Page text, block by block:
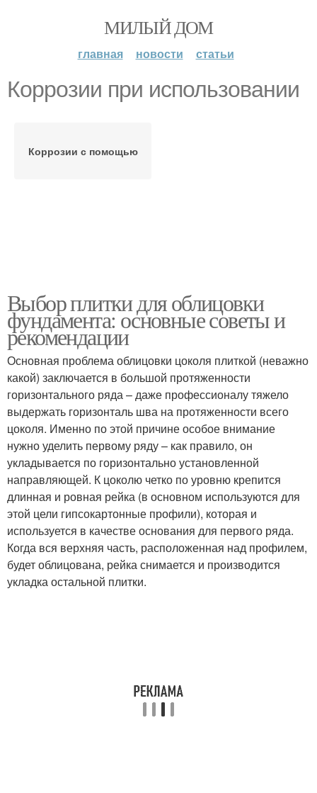
МИЛЫЙ ДОМ
главная новости статьи
Коррозии при использовании
Коррозии с помощью
Выбор плитки для облицовки
фундамента: основные советы и
рекомендации
Основная проблема облицовки цоколя плиткой (неважно
какой) заключается в большой протяженности
горизонтального ряда – даже профессионалу тяжело
выдержать горизонталь шва на протяженности всего
цоколя. Именно по этой причине особое внимание
нужно уделить первому ряду – как правило, он
укладывается по горизонтально установленной
направляющей. К цоколю четко по уровню крепится
длинная и ровная рейка (в основном используются для
этой цели гипсокартонные профили), которая и
используется в качестве основания для первого ряда.
Когда вся верхняя часть, расположенная над профилем,
будет облицована, рейка снимается и производится
укладка остальной плитки.